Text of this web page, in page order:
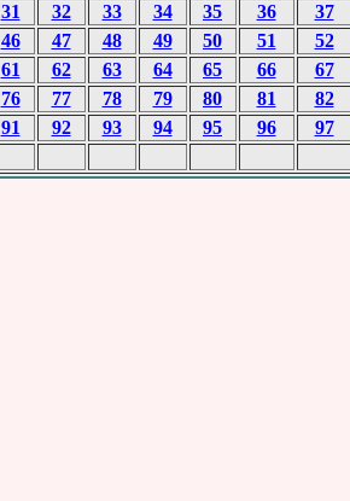
31
32 33 34 35 36
37
46
47 48 49 50 51
52
61
62 63 64 65 66
67
76
77 78 79 80 81
82
91
92 93 94 95 96 97